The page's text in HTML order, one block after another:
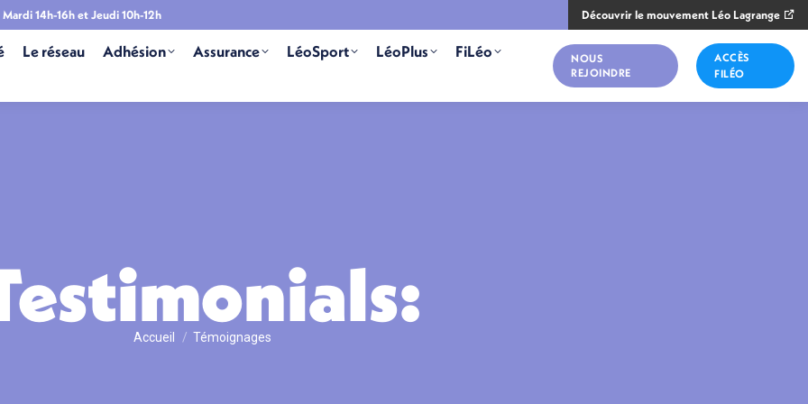
Mardi 14h-16h et Jeudi 10h-12h Découvrir le mouvement Léo Lagrange
Le réseau Adhésion Assurance LéoSport LéoPlus FiLéo
NOUS
REJOINDRE
ACCÈS
FILÉO
Vous êtes ici :
Accueil Témoignages